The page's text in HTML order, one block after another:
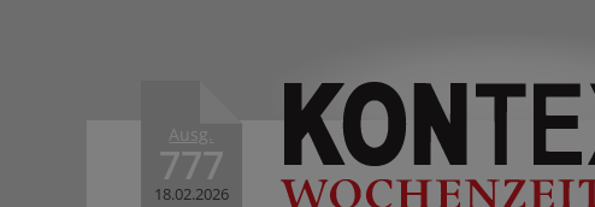
Ausg.
777
18.02.2026